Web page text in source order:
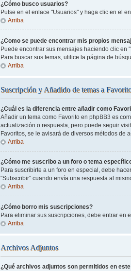
¿Cómo busco usuarios?
Pulse en el enlace "Usuarios" y haga clic en el
Arriba
¿Como se puede encontrar mis propios
Puede encontrar sus mensajes haciendo clic en
Para buscar sus temas, utilice la página de
Arriba
Suscripción y Añadido de temas a
¿Cuál es la diferencia entre añadir como
Añadir un tema como Favorito en phpBB3 es
actualización o respuesta, pero puede seguir
Favoritos, se le avisará de diversos métodos de
Arriba
¿Cómo me suscribo a un foro o tema
Para suscribirte a un foro en especial, debe
"Subscribir" cuando envía una respuesta al
Arriba
¿Cómo borro mis suscripciones?
Para eliminar sus suscripciones, debe entrar en
Arriba
Archivos Adjuntos
¿Qué archivos adjuntos son permitidos en